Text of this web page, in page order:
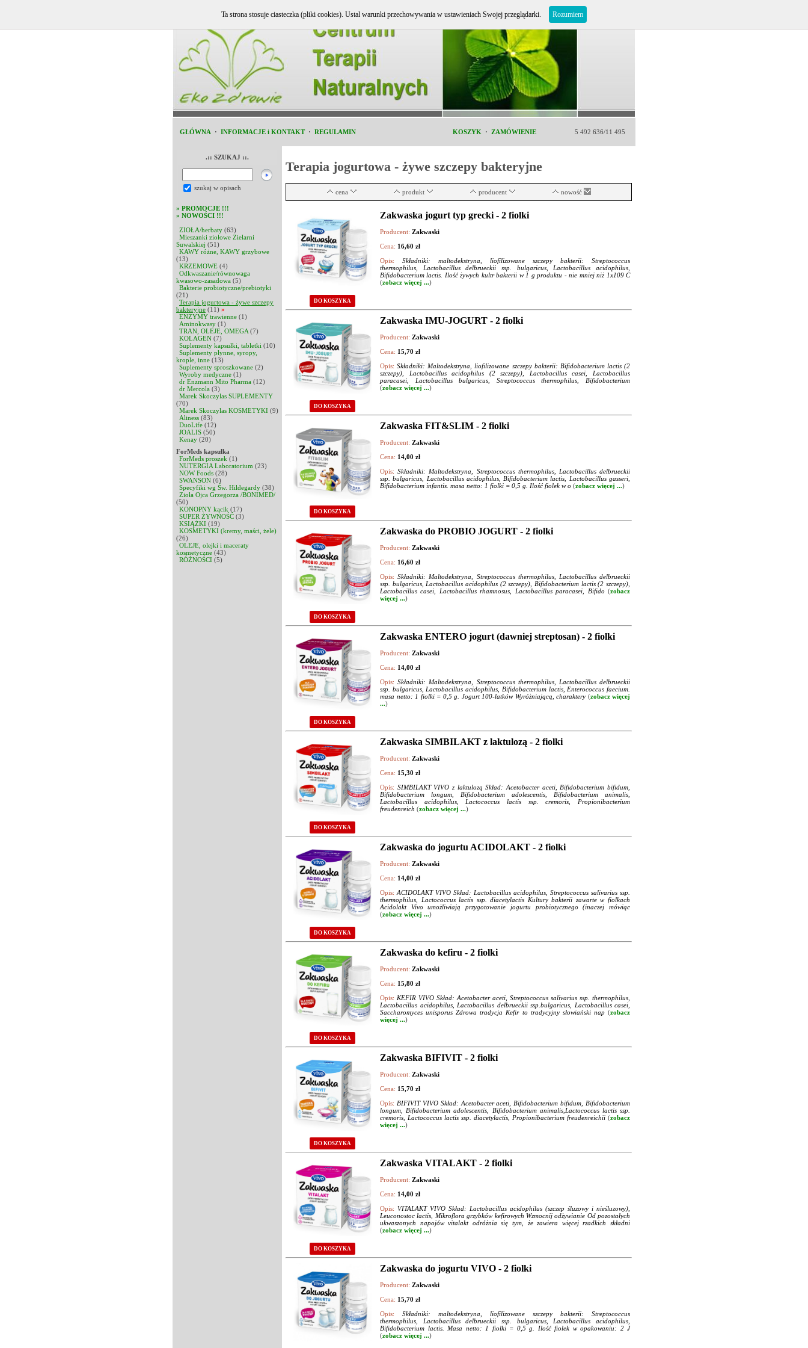
GŁÓWNA · INFORMACJE i KONTAKT · REGULAMIN KOSZYK · ZAMÓWIENIE 5 492 636/11 495
.:: SZUKAJ ::.
szukaj w opisach
» PROMOCJE !!!
» NOWOŚCI !!!
ZIOŁA/herbaty (63)
Mieszanki ziołowe Zielarni
Suwalskiej (51)
KAWY różne, KAWY grzybowe
(13)
KRZEMOWE (4)
Odkwaszanie/równowaga
kwasowo-zasadowa (5)
Bakterie probiotyczne/prebiotyki
(21)
Terapia jogurtowa - żywe szczepy
bakteryjne (11) »
ENZYMY trawienne (1)
Aminokwasy (1)
TRAN, OLEJE, OMEGA (7)
KOLAGEN (7)
Suplementy kapsułki, tabletki (10)
Suplementy płynne, syropy,
krople, inne (13)
Suplementy sproszkowane (2)
Wyroby medyczne (1)
dr Enzmann Mito Pharma (12)
dr Mercola (3)
Marek Skoczylas SUPLEMENTY
(70)
Marek Skoczylas KOSMETYKI (9)
Aliness (83)
DuoLife (12)
JOALIS (50)
Kenay (20)
ForMeds kapsułka
ForMeds proszek (1)
NUTERGIA Laboratorium (23)
NOW Foods (28)
SWANSON (6)
Specyfiki wg Św. Hildegardy (38)
Zioła Ojca Grzegorza /BONIMED/
(50)
KONOPNY kącik (17)
SUPER ŻYWNOŚĆ (3)
KSIĄŻKI (19)
KOSMETYKI (kremy, maści, żele)
(26)
OLEJE, olejki i maceraty
kosmetyczne (43)
RÓŻNOŚCI (5)
Terapia jogurtowa - żywe szczepy bakteryjne
cena produkt producent nowość
DO KOSZYKA
Zakwaska jogurt typ grecki - 2 fiolki
Producent: Zakwaski
Cena: 16,60 zł
Opis:
Składniki: maltodekstryna, liofilizowane szczepy bakterii: Streptococcus
thermophilus, Lactobacillus delbrueckii ssp. bulgaricus, Lactobacillus acidophilus,
Bifidobacterium lactis. Ilość żywych kultr bakterii w 1 g produktu - nie mniej niż 1x109 C
(zobacz więcej ...)
DO KOSZYKA
Zakwaska IMU-JOGURT - 2 fiolki
Producent: Zakwaski
Cena: 15,70 zł
Opis: Składniki: Maltodekstryna, liofilizowane szczepy bakterii: Bifidobacterium lactis (2
szczepy), Lactobacillus acidophilus (2 szczepy), Lactobacillus casei, Lactobacillus
paracasei, Lactobacillus bulgaricus, Streptococcus thermophilus, Bifidobacterium
(zobacz więcej ...)
DO KOSZYKA
Zakwaska FIT&SLIM - 2 fiolki
Producent: Zakwaski
Cena: 14,00 zł
Opis: Składniki: Maltodekstryna, Streptococcus thermophilus, Lactobacillus delbrueckii
ssp. bulgaricus, Lactobacillus acidophilus, Bifidobacterium lactis, Lactobacillus gasseri,
Bifidobacterium infantis. masa netto: 1 fiolki = 0,5 g. Ilość fiolek w o (zobacz więcej ...)
DO KOSZYKA
Zakwaska do PROBIO JOGURT - 2 fiolki
Producent: Zakwaski
Cena: 16,60 zł
Opis: Składniki: Maltodekstryna, Streptococcus thermophilus, Lactobacillus delbrueckii
ssp. bulgaricus, Lactobacillus acidophilus (2 szczepy), Bifidobacterium lactis (2 szczepy),
Lactobacillus casei, Lactobacillus rhamnosus, Lactobacillus paracasei, Bifido(zobacz
więcej ...)
DO KOSZYKA
Zakwaska ENTERO jogurt (dawniej streptosan) - 2 fiolki
Producent: Zakwaski
Cena: 14,00 zł
Opis: Składniki: Maltodekstryna, Streptococcus thermophilus, Lactobacillus delbrueckii
ssp. bulgaricus, Lactobacillus acidophilus, Bifidobacterium lactis, Enterococcus faecium.
masa netto: 1 fiolki = 0,5 g. Jogurt 100-latków Wyróżniającą, charaktery (zobacz więcej
...)
DO KOSZYKA
Zakwaska SIMBILAKT z laktulozą - 2 fiolki
Producent: Zakwaski
Cena: 15,30 zł
Opis: SIMBILAKT VIVO z laktulozą Skład: Acetobacter aceti, Bifidobacterium bifidum,
Bifidobacterium longum, Bifidobacterium adolescentis, Bifidobacterium animalis,
Lactobacillus acidophilus, Lactococcus lactis ssp. cremoris, Propionibacterium
freudenreich (zobacz więcej ...)
DO KOSZYKA
Zakwaska do jogurtu ACIDOLAKT - 2 fiolki
Producent: Zakwaski
Cena: 14,00 zł
Opis: ACIDOLAKT VIVO Skład: Lactobacillus acidophilus, Streptococcus salivarius ssp.
thermophilus, Lactococcus lactis ssp. diacetylactis Kultury bakterii zawarte w fiolkach
Acidolakt Vivo umożliwiają przygotowanie jogurtu probiotycznego (inaczej mówiąc
(zobacz więcej ...)
DO KOSZYKA
Zakwaska do kefiru - 2 fiolki
Producent: Zakwaski
Cena: 15,80 zł
Opis: KEFIR VIVO Skład: Acetobacter aceti, Streptococcus salivarius ssp. thermophilus,
Lactobacillus acidophilus, Lactobacillus delbrueckii ssp.bulgaricus, Lactobacillus casei,
Saccharomyces unisporus Zdrowa tradycja Kefir to tradycyjny słowiański nap(zobacz
więcej ...)
DO KOSZYKA
Zakwaska BIFIVIT - 2 fiolki
Producent: Zakwaski
Cena: 15,70 zł
Opis: BIFIVIT VIVO Skład: Acetobacter aceti, Bifidobacterium bifidum, Bifidobacterium
longum, Bifidobacterium adolescentis, Bifidobacterium animalis,Lactococcus lactis ssp.
cremoris, Lactococcus lactis ssp. diacetylactis, Propionibacterium freudenreichii (zobacz
więcej ...)
DO KOSZYKA
Zakwaska VITALAKT - 2 fiolki
Producent: Zakwaski
Cena: 14,00 zł
Opis: VITALAKT VIVO Skład: Lactobacillus acidophilus (szczep śluzowy i nieśluzowy),
Leuconostoc lactis, Mikroflora grzybków kefirowych Wzmocnij odżywianie Od pozostałych
ukwaszonych napojów vitalakt odróżnia się tym, że zawiera więcej rzadkich składni
(zobacz więcej ...)
Zakwaska do jogurtu VIVO - 2 fiolki
Producent: Zakwaski
Cena: 15,70 zł
Opis:
Składniki: maltodekstryna, liofilizowane szczepy bakterii: Streptococcus
thermophilus, Lactobacillus delbrueckii ssp. bulgaricus, Lactobacillus acidophilus,
Bifidobacterium lactis. Masa netto: 1 fiolki = 0,5 g. Ilość fiolek w opakowaniu: 2 J
(zobacz więcej ...)
Ta strona stosuje ciasteczka (pliki cookies). Ustal warunki przechowywania w ustawieniach Swojej przeglądarki. Rozumiem